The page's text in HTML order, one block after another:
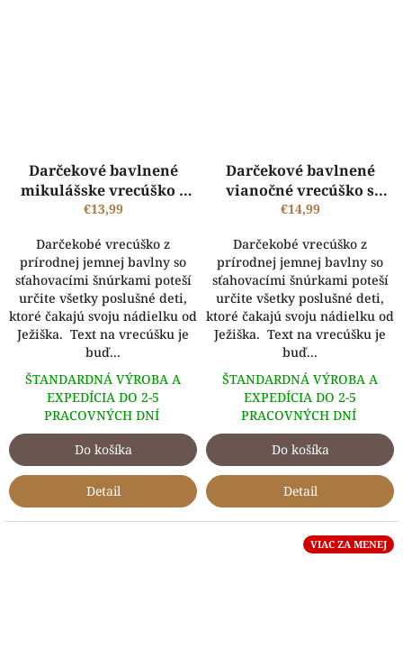
Darčekové bavlnené
mikulášske vrecúško s
menom - BIELE s textom
€13,99
Darčekobé vrecúško z
prírodnej jemnej bavlny so
sťahovacími šnúrkami poteší
určite všetky poslušné deti,
ktoré čakajú svoju nádielku od
Ježiška. Text na vrecúšku je
buď...
ŠTANDARDNÁ VÝROBA A
EXPEDÍCIA DO 2-5
PRACOVNÝCH DNÍ
Do košíka
Detail
Darčekové bavlnené
vianočné vrecúško s
menom - BIELE
€14,99
Darčekobé vrecúško z
prírodnej jemnej bavlny so
sťahovacími šnúrkami poteší
určite všetky poslušné deti,
ktoré čakajú svoju nádielku od
Ježiška. Text na vrecúšku je
buď...
ŠTANDARDNÁ VÝROBA A
EXPEDÍCIA DO 2-5
PRACOVNÝCH DNÍ
Do košíka
Detail
VIAC ZA MENEJ